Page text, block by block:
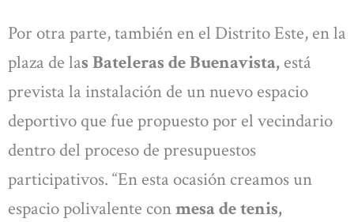
Por otra parte, también en el Distrito Este, en la
plaza de las Bateleras de Buenavista, está
prevista la instalación de un nuevo espacio
deportivo que fue propuesto por el vecindario
dentro del proceso de presupuestos
participativos. “En esta ocasión creamos un
espacio polivalente conmesa de tenis,